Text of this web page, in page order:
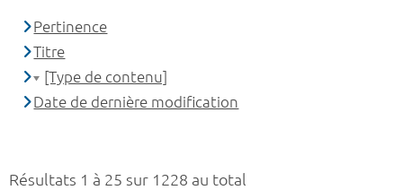
Résultats 1 à 25 sur 1228 au total
Pertinence
Titre
[Type de contenu]
Date de dernière modification